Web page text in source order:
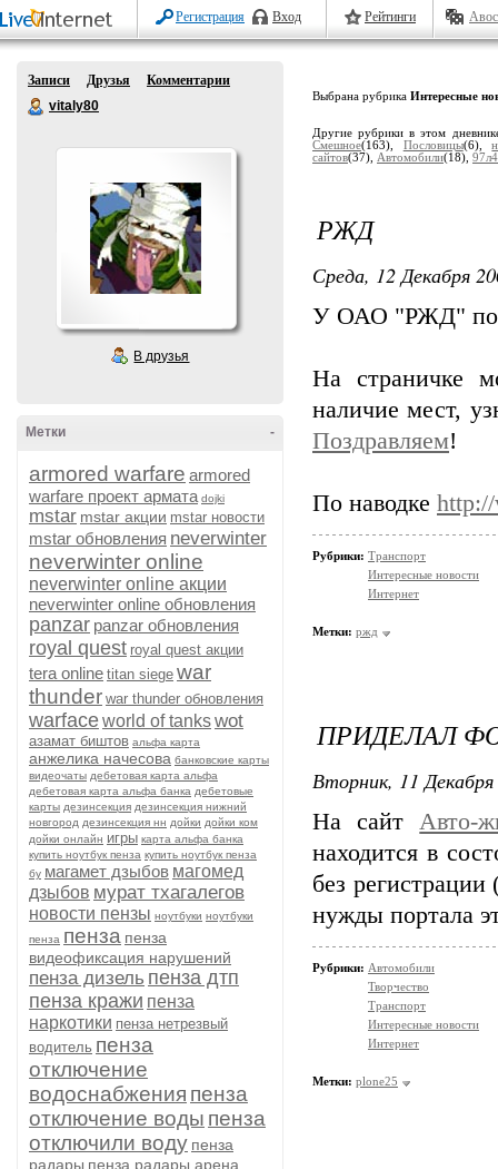
Регистрация Вход Рейтинги
Записи Друзья
Комментарии
vitaly80
В друзья
-
Метки
armored warfare armored
warfare проект армата dojki
mstar mstar акции mstar новости
mstar обновления neverwinter
neverwinter online
neverwinter online акции
neverwinter online обновления
panzar panzar обновления
royal quest royal quest акции
tera online titan siege war
thunder war thunder обновления
warfaceworld of tankswot
азамат биштов альфа карта
анжелика начесова банковские карты
видеочаты дебетовая карта альфа
дебетовая карта альфа банка дебетовые
карты дезинсекция дезинсекция нижний
новгород дезинсекция нн дойки дойки ком
дойки онлайн игры карта альфа банка
купить ноутбук пенза купить ноутбук пенза
бу магамет дзыбов магомед
дзыбов мурат тхагалегов
новости пензы ноутбуки ноутбуки
пенза пенза пенза
видеофиксация нарушений
пенза дизель пенза дтп
пенза кражи пенза
наркотики пенза нетрезвый
водитель пенза
отключение
водоснабжения пенза
отключение воды пенза
отключили воду пенза
радары пенза радары арена
Выбрана рубрика Интересные
Другие рубрики в этом
Смешное(163), Пословицы(6),
сайтов(37), Автомобили(18),
РЖД
Среда, 12 Декабря
У ОАО "РЖД"
На страничке
наличие мест,
Поздравляем!
По наводке
Рубрики: Транспорт
Интересные новости
Интернет
Метки: ржд
ПРИДЕЛАЛ
Вторник, 11
На сайтАвто-
находится в
без
нужды портала
Рубрики: Автомобили
Творчество
Транспорт
Интересные новости
Интернет
Метки: plone25